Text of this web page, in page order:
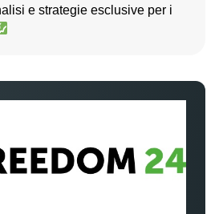
e strategie esclusive per i